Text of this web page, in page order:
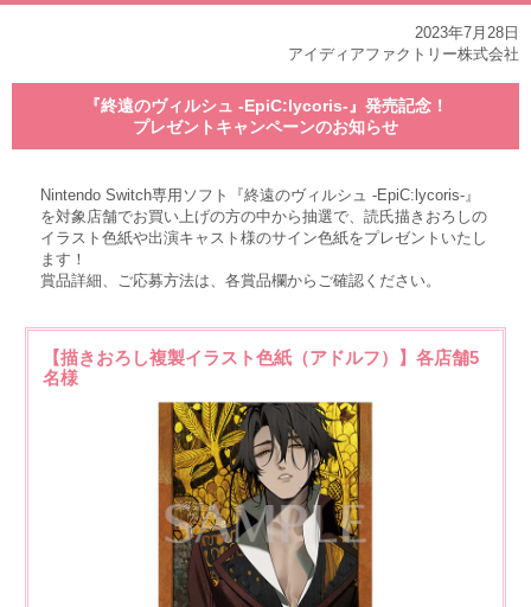
2023年7月28日
アイディアファクトリー株式会社
『終遠のヴィルシュ -EpiC:lycoris-』発売記念！
プレゼントキャンペーンのお知らせ
Nintendo Switch専用ソフト『終遠のヴィルシュ -EpiC:lycoris-』
を対象店舗でお買い上げの方の中から抽選で、読氏描きおろしの
イラスト色紙や出演キャスト様のサイン色紙をプレゼントいたし
ます！
賞品詳細、ご応募方法は、各賞品欄からご確認ください。
【描きおろし複製イラスト色紙（アドルフ）】各店舗5
名様